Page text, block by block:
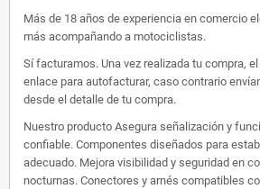
Más de 18 años de experiencia en comercio
más acompañando a motociclistas.
Sí facturamos. Una vez realizada tu compra,
enlace para autofacturar, caso contrario
desde el detalle de tu compra.
Nuestro producto Asegura señalización y
confiable. Componentes diseñados para
adecuado. Mejora visibilidad y seguridad en
nocturnas. Conectores y arnés compatibles